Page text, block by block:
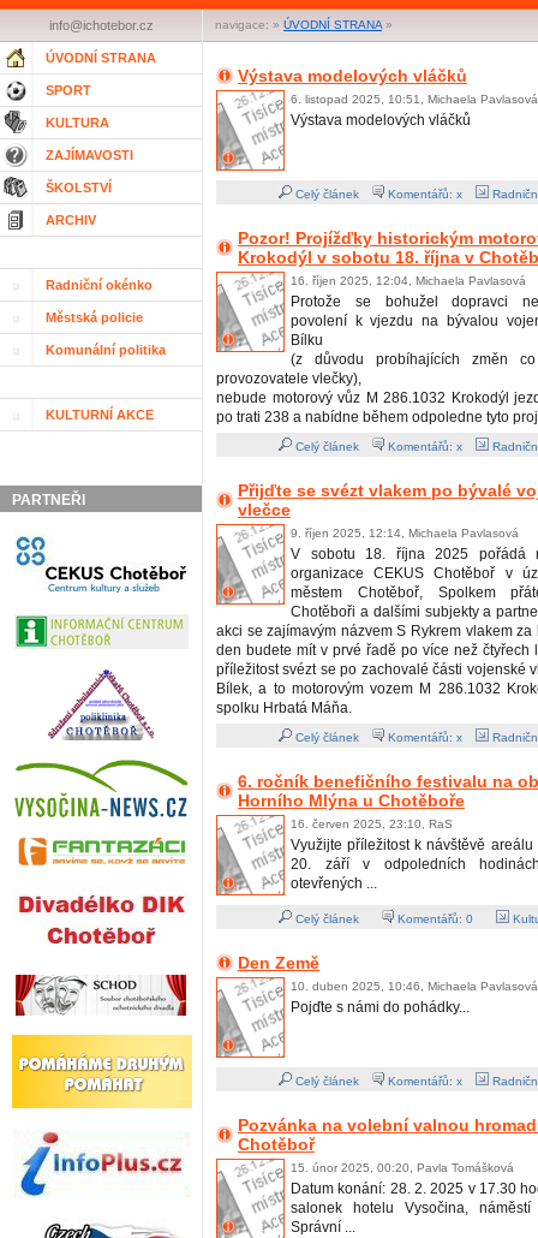
navigace: » ÚVODNÍ STRANA »
info@ichotebor.cz
ÚVODNÍ STRANA
SPORT
KULTURA
ZAJÍMAVOSTI
ŠKOLSTVÍ
ARCHIV
Radniční okénko
Městská policie
Komunální politika
KULTURNÍ AKCE
PARTNEŘI
Výstava modelových vláčků
6. listopad 2025, 10:51, Michaela Pavlasová
Výstava modelových vláčků
Celý článek Komentářů: x
Pozor! Projížďky historickým
Krokodýl v sobotu 18. října v
16. říjen 2025, 12:04, Michaela Pavlasová
Protože se bohužel dopravci
povolení k vjezdu na bývalou
Bílku
(z důvodu probíhajících změn
provozovatele vlečky),
nebude motorový vůz M 286.1032 Krokodýl
po trati 238 a nabídne během odpoledne tyto
Celý článek Komentářů: x
Přijďte se svézt vlakem po bývalé
vlečce
9. říjen 2025, 12:14, Michaela Pavlasová
V sobotu 18. října 2025 pořádá
organizace CEKUS Chotěboř v
městem Chotěboř, Spolkem
Chotěboři a dalšími subjekty a
akci se zajímavým názvem S Rykrem vlakem za
den budete mít v prvé řadě po více než čtyřech
příležitost svézt se po zachovalé části vojenské
Bílek, a to motorovým vozem M 286.1032
spolku Hrbatá Máňa.
Celý článek Komentářů: x
6. ročník benefičního festivalu na
Horního Mlýna u Chotěboře
16. červen 2025, 23:10, RaS
Využijte příležitost k návštěvě
20. září v odpoledních
otevřených ...
Celý článek Komentářů: 0
Den Země
10. duben 2025, 10:46, Michaela Pavlasová
Pojďte s námi do pohádky...
Celý článek Komentářů: x
Pozvánka na volební valnou
Chotěboř
15. únor 2025, 00:20, Pavla Tomášková
Datum konání: 28. 2. 2025 v 17.30
salonek hotelu Vysočina, náměstí
Správní ...